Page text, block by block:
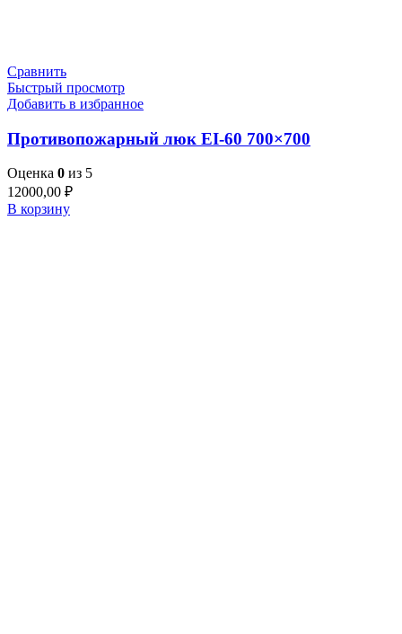
Сравнить
Быстрый просмотр
Добавить в избранное
Противопожарный люк EI-60 700×700
Оценка 0 из 5
12000,00 ₽
В корзину